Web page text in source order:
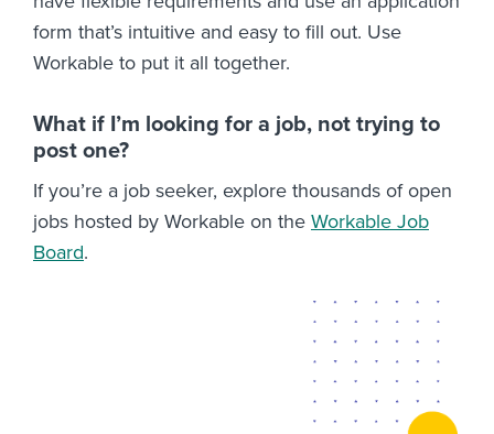
form that’s intuitive and easy to fill out. Use
Workable to put it all together.
What if I’m looking for a job, not trying to
post one?
If you’re a job seeker, explore thousands of open
jobs hosted by Workable on the Workable Job
Board.